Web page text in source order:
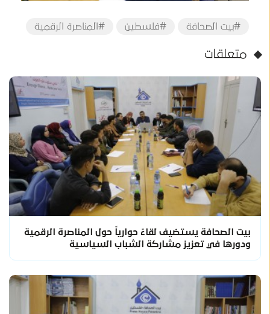
#بيت الصحافة #فلسطين #المناصرة الرقمية
متعلقات
بيت الصحافة يستضيف لقاءً حوارياً حول المناصرة الرقمية
ودورها في تعزيز مشاركة الشباب السياسية